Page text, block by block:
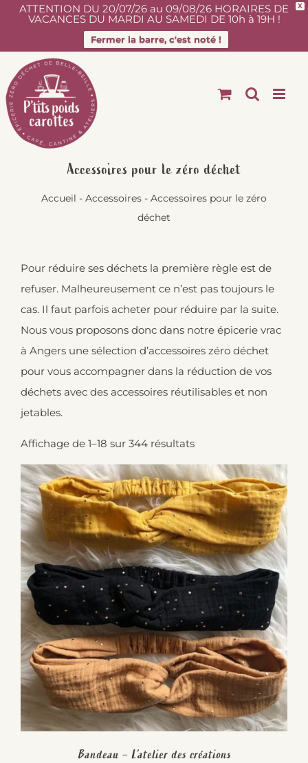
X
ATTENTION DU 20/07/26 au 09/08/26 HORAIRES DE
VACANCES DU MARDI AU SAMEDI DE 10h à 19H !
Fermer la barre, c'est noté !
Passer
au
contenu
Accessoires pour le zéro déchet
Accueil - Accessoires - Accessoires pour le zéro
déchet
Pour réduire ses déchets la première règle est de
refuser. Malheureusement ce n’est pas toujours le
cas. Il faut parfois acheter pour réduire par la suite.
Nous vous proposons donc dans notre épicerie vrac
à Angers une sélection d’accessoires zéro déchet
pour vous accompagner dans la réduction de vos
déchets avec des accessoires réutilisables et non
jetables.
Affichage de 1–18 sur 344 résultats
Bandeau – L’atelier des créations